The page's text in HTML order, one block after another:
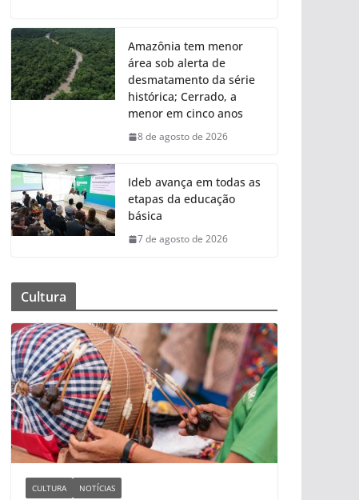
Amazônia tem menor
área sob alerta de
desmatamento da série
histórica; Cerrado, a
menor em cinco anos
8 de agosto de 2026
Ideb avança em todas as
etapas da educação
básica
7 de agosto de 2026
Cultura
CULTURA NOTÍCIAS